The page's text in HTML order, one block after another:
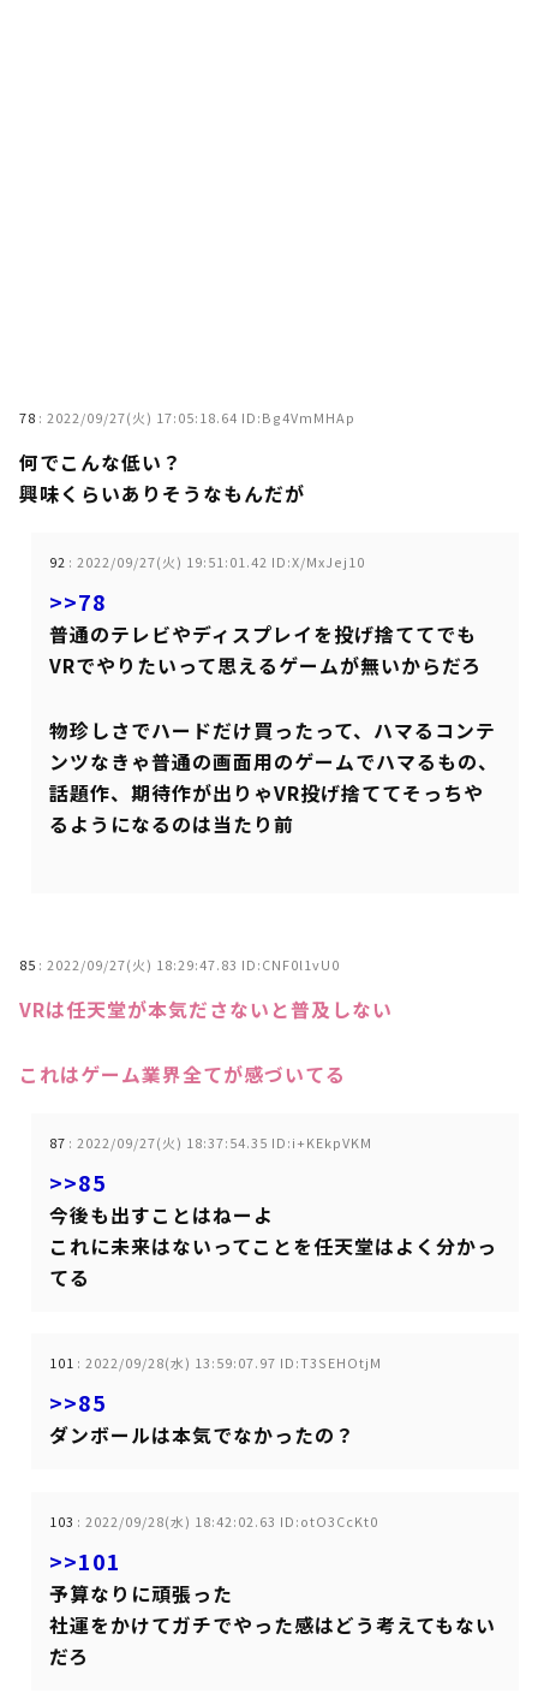
78 : 2022/09/27(火) 17:05:18.64 ID:Bg4VmMHAp
何でこんな低い？
興味くらいありそうなもんだが
92 : 2022/09/27(火) 19:51:01.42 ID:X/MxJej10
>>78
普通のテレビやディスプレイを投げ捨ててでも
VRでやりたいって思えるゲームが無いからだろ
物珍しさでハードだけ買ったって、ハマるコンテ
ンツなきゃ普通の画面用のゲームでハマるもの、
話題作、期待作が出りゃVR投げ捨ててそっちや
るようになるのは当たり前
85 : 2022/09/27(火) 18:29:47.83 ID:CNF0l1vU0
VRは任天堂が本気ださないと普及しない
これはゲーム業界全てが感づいてる
87 : 2022/09/27(火) 18:37:54.35 ID:i+KEkpVKM
>>85
今後も出すことはねーよ
これに未来はないってことを任天堂はよく分かっ
てる
101 : 2022/09/28(水) 13:59:07.97 ID:T3SEHOtjM
>>85
ダンボールは本気でなかったの？
103 : 2022/09/28(水) 18:42:02.63 ID:otO3CcKt0
>>101
予算なりに頑張った
社運をかけてガチでやった感はどう考えてもない
だろ